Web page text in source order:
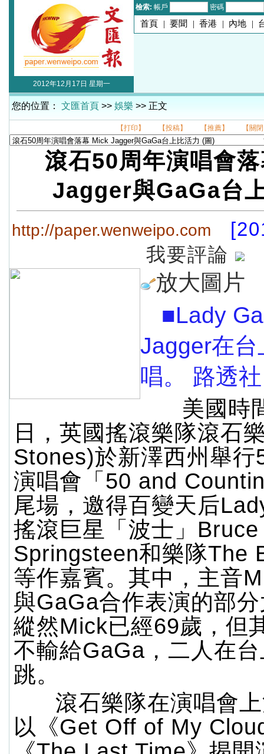
檢索: 帳戶 密碼
首頁 | 要聞 | 香港 | 內地 |
2012年12月17日 星期一
您的位置： 文匯首頁 >> 娛樂 >> 正文
【打印】 【投稿】 【推薦】 【關
滾石50周年演唱會
Jagger與GaGa台
http://paper.wenweipo.com
我要評論
放大圖片
■Lady
Jagger在台
唱。 路透社
美國時
日，英國搖滾樂隊滾石
Stones)於新澤西州舉行
演唱會「50 and
尾場，邀得百變天后
搖滾巨星「波士」Bruce
Springsteen和樂隊The
等作嘉賓。其中，主音
與GaGa合作表演的部
縱然Mick已經69歲，但
不輸給GaGa，二人在
跳。
滾石樂隊在演唱會
以《Get Off of My